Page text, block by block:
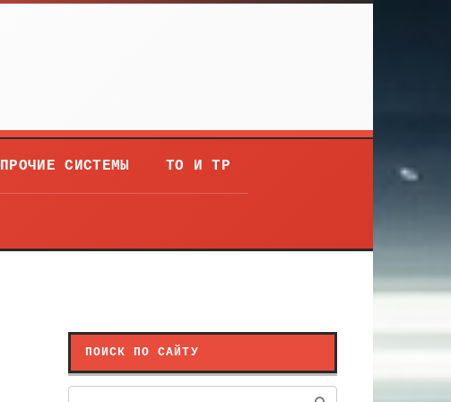
ПРОЧИЕ СИСТЕМЫ ТО И ТР
ПОИСК ПО САЙТУ